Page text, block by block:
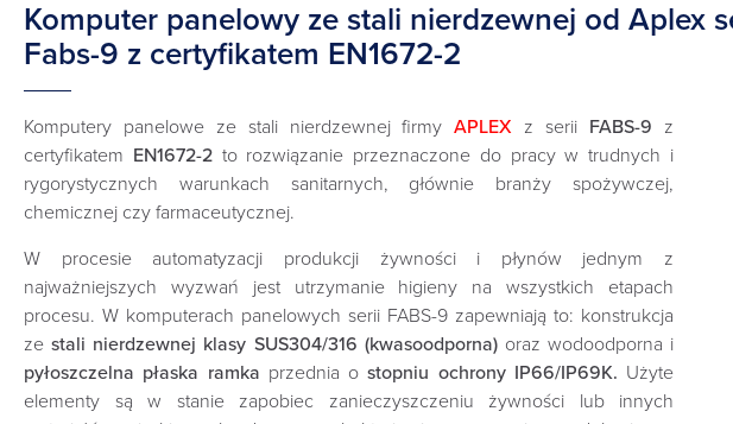
Komputer panelowy ze stali nierdzewnej od Aplex
Fabs-9 z certyfikatem EN1672-2
Komputery panelowe ze stali nierdzewnej firmyAPLEX z serii FABS-9 z
certyfikatem EN1672-2to rozwiązanie przeznaczone do pracy w trudnych i
rygorystycznych warunkach sanitarnych, głównie branży spożywczej,
chemicznej czy farmaceutycznej.
W procesie automatyzacji produkcji żywności i płynów jednym z
najważniejszych wyzwań jest utrzymanie higieny na wszystkich etapach
procesu. W komputerach panelowych serii FABS-9 zapewniają to: konstrukcja
zestali nierdzewnej klasy SUS304/316 (kwasoodporna)oraz wodoodporna i
pyłoszczelna płaska ramka przednia ostopniu ochrony IP66/IP69K. Użyte
elementy są w stanie zapobiec zanieczyszczeniu żywności lub innych